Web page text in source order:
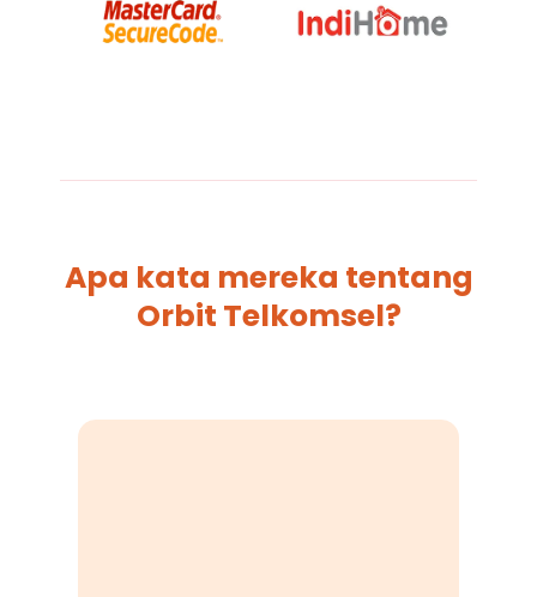
Apa kata mereka tentang
Orbit Telkomsel?